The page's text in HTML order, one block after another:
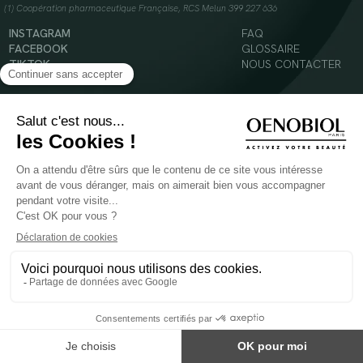
(1) Coopération pharmaceutique Française, RCS Melun 399 227 636
INSTAGRAM
FACEBOOK
TIKTOK
YOUTUBE
FAQ
GLOSSAIRE
NOUS CONTACTER
© 2024 Oenobiol Paris
Mentions légales
Politique en matière de cookies
POUR VOTRE SANTÉ, MANGEZ AU MOINS CINQ FRUITS ET LÉGUMES PAR JOUR -
Les complément alimentaires doivent être utilisés dans le cadre d'un mode de vie sain et
ne pas être utilisés comme substituts d'un régimes alimentaire varié et équilibré.